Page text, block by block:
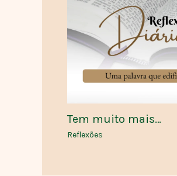
Tem muito mais…
Reflexões